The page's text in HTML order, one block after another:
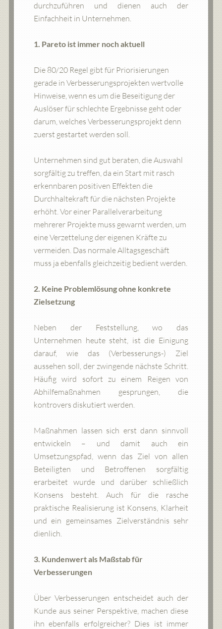
durchzuführen und dienen auch der
Einfachheit in Unternehmen.
1. Pareto ist immer noch aktuell
Die 80/20 Regel gibt für Priorisierungen
gerade in Verbesserungsprojekten wertvolle
Hinweise, wenn es um die Beseitigung der
Auslöser für schlechte Ergebnisse geht oder
darum, welches Verbesserungsprojekt denn
zuerst gestartet werden soll.
Unternehmen sind gut beraten, die Auswahl
sorgfältig zu treffen, da ein Start mit rasch
erkennbaren positiven Effekten die
Durchhaltekraft für die nächsten Projekte
erhöht. Vor einer Parallelverarbeitung
mehrerer Projekte muss gewarnt werden, um
eine Verzettelung der eigenen Kräfte zu
vermeiden. Das normale Alltagsgeschäft
muss ja ebenfalls gleichzeitig bedient werden.
2. Keine Problemlösung ohne konkrete
Zielsetzung
Neben der Feststellung, wo das
Unternehmen heute steht, ist die Einigung
darauf, wie das (Verbesserungs-) Ziel
aussehen soll, der zwingende nächste Schritt.
Häufig wird sofort zu einem Reigen von
Abhilfemaßnahmen gesprungen, die
kontrovers diskutiert werden.
Maßnahmen lassen sich erst dann sinnvoll
entwickeln – und damit auch ein
Umsetzungspfad, wenn das Ziel von allen
Beteiligten und Betroffenen sorgfältig
erarbeitet wurde und darüber schließlich
Konsens besteht. Auch für die rasche
praktische Realisierung ist Konsens, Klarheit
und ein gemeinsames Zielverständnis sehr
dienlich.
3. Kundenwert als Maßstab für
Verbesserungen
Über Verbesserungen entscheidet auch der
Kunde aus seiner Perspektive, machen diese
ihn ebenfalls erfolgreicher? Dies ist immer